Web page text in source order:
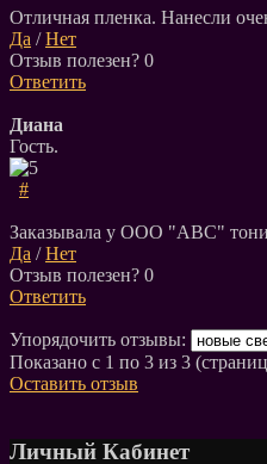
Отличная пленка. Нанесли
Да /Нет
Отзыв полезен? 0
Ответить
Диана
Гость.
#
Заказывала у ООО "АВС"
Да /Нет
Отзыв полезен? 0
Ответить
Упорядочить отзывы:
Показано с 1 по 3 из 3
Оставить отзыв
Личный Кабинет